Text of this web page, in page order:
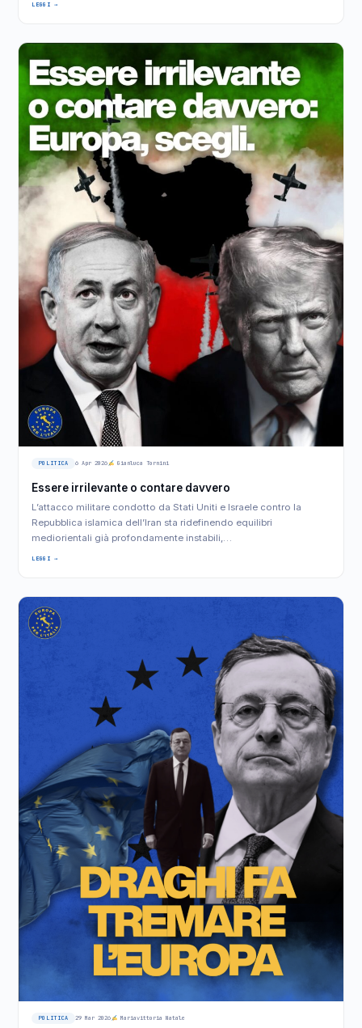
LEGGI →
POLITICA 6 Apr 2026 Gianluca Tornini
Essere irrilevante o contare davvero
L’attacco militare condotto da Stati Uniti e Israele contro la
Repubblica islamica dell’Iran sta ridefinendo equilibri
mediorientali già profondamente instabili,…
LEGGI →
POLITICA 29 Mar 2026 Mariavittoria Natale